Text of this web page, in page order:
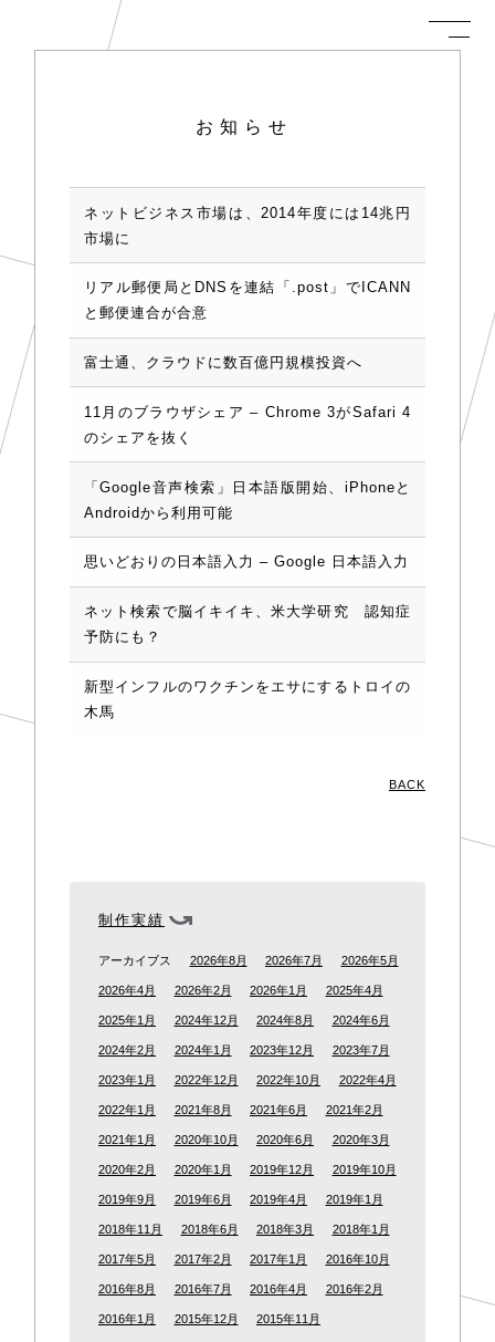
お知らせ
ネットビジネス市場は、2014年度には14兆円
市場に
リアル郵便局とDNSを連結「.post」でICANN
と郵便連合が合意
富士通、クラウドに数百億円規模投資へ
11月のブラウザシェア – Chrome 3がSafari 4
のシェアを抜く
「Google音声検索」日本語版開始、iPhoneと
Androidから利用可能
思いどおりの日本語入力 – Google 日本語入力
ネット検索で脳イキイキ、米大学研究 認知症
予防にも？
新型インフルのワクチンをエサにするトロイの
木馬
BACK
制作実績
アーカイブス 2026年8月 2026年7月 2026年5月
2026年4月 2026年2月 2026年1月 2025年4月
2025年1月 2024年12月 2024年8月 2024年6月
2024年2月 2024年1月 2023年12月 2023年7月
2023年1月 2022年12月 2022年10月 2022年4月
2022年1月 2021年8月 2021年6月 2021年2月
2021年1月 2020年10月 2020年6月 2020年3月
2020年2月 2020年1月 2019年12月 2019年10月
2019年9月 2019年6月 2019年4月 2019年1月
2018年11月 2018年6月 2018年3月 2018年1月
2017年5月 2017年2月 2017年1月 2016年10月
2016年8月 2016年7月 2016年4月 2016年2月
2016年1月 2015年12月 2015年11月